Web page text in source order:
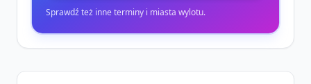
Sprawdź też inne terminy i miasta wylotu.